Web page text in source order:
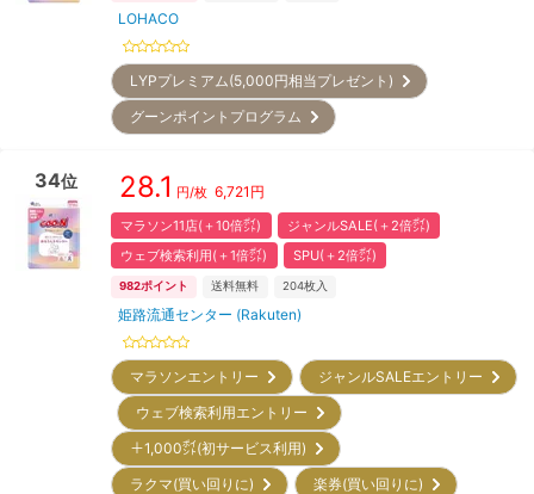
LOHACO
LYPプレミアム(5,000円相当プレゼント)
グーンポイントプログラム
34位 28.1 円/枚 6,721 円
マラソン11店(＋10倍㌽)
ジャンルSALE(＋2倍㌽)
ウェブ検索利用(＋1倍㌽)
SPU(＋2倍㌽)
982ポイント 送料無料 204枚入
姫路流通センター (Rakuten)
マラソンエントリー
ジャンルSALEエントリー
ウェブ検索利用エントリー
＋1,000㌽(初サービス利用)
ラクマ(買い回りに)
楽券(買い回りに)